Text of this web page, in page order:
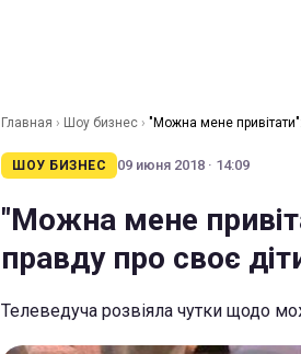
Главная › Шоу бизнес › "Можна мене
ШОУ БИЗНЕС 09 июня 2018 · 14:09
"Можна мене
правду про своє
Телеведуча розвіяла чутки щодо